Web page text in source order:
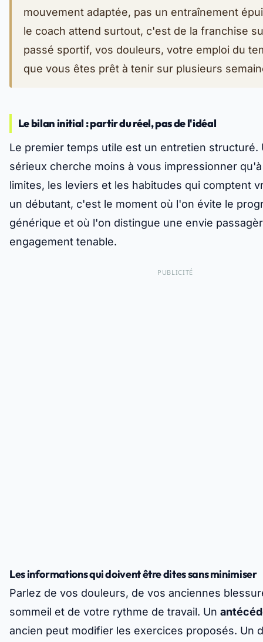
mouvement adaptée, pas un entraînement
le coach attend surtout, c'est de la franchise
passé sportif, vos douleurs, votre emploi du
que vous êtes prêt à tenir sur plusieurs
Le bilan initial : partir du réel, pas de l'idéal
Le premier temps utile est un entretien structuré.
sérieux cherche moins à vous impressionner
limites, les leviers et les habitudes qui comptent
un débutant, c'est le moment où l'on évite le
générique et où l'on distingue une envie
engagement tenable.
PUBLICITÉ
Les informations qui doivent être dites sans minimiser
Parlez de vos douleurs, de vos anciennes
sommeil et de votre rythme de travail. Un
ancien peut modifier les exercices proposés. Un